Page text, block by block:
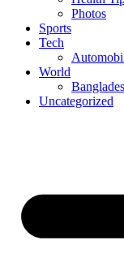
Photos
Sports
Tech
World
Uncategorized